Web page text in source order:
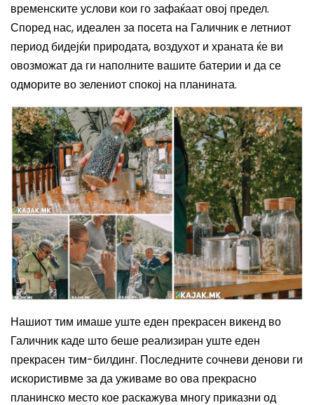
временските услови кои го зафаќаат овој предел.
Според нас, идеален за посета на Галичник е летниот
период бидејќи природата, воздухот и храната ќе ви
овозможат да ги наполните вашите батерии и да се
одморите во зелениот спокој на планината.
Нашиот тим имаше уште еден прекрасен викенд во
Галичник каде што беше реализиран уште еден
прекрасен тим-билдинг. Последните сочневи денови ги
искористивме за да уживаме во ова прекрасно
планинско место кое раскажува многу приказни од